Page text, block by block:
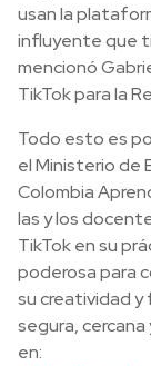
usan la
influyente que
mencionó
TikTok para la
Todo esto es
el Ministerio de
Colombia
las y los
TikTok en su
poderosa para
su creatividad y
segura,
en: